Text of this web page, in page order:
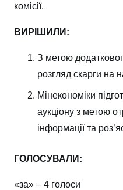
комісії.
ВИРІШИЛИ:
З метою
розгляд скарги на
Мінекономіки
аукціону з метою
інформації та
ГОЛОСУВАЛИ:
«за» – 4 голоси